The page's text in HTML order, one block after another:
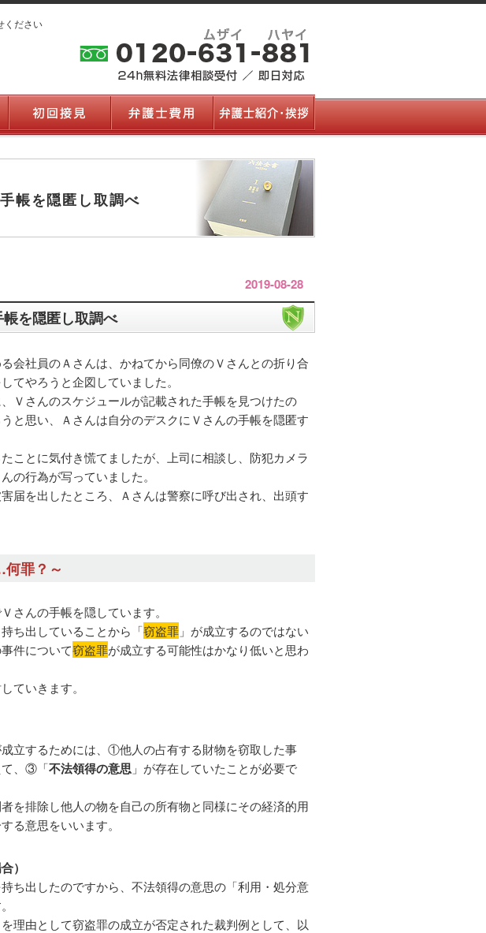
ください
帳を隠匿し取調べ
2019-08-28
を隠匿し取調べ
会社員のＡさんは、かねてから同僚のＶさんとの折り合
てやろうと企図していました。
Ｖさんのスケジュールが記載された手帳を見つけたの
と思い、Ａさんは自分のデスクにＶさんの手帳を隠匿す
ことに気付き慌てましたが、上司に相談し、防犯カメラ
の行為が写っていました。
届を出したところ、Ａさんは警察に呼び出され、出頭す
罪？～
さんの手帳を隠しています。
ち出していることから「窃盗罪 」が成立するのではない
件について窃盗罪が成立する可能性はかなり低いと思わ
ていきます。
立するためには、①他人の占有する財物を窃取した事
、③「不法領得の意思 」が存在していたことが必要で
を排除し他人の物を自己の所有物と同様にその経済的用
る意思をいいます。
）
ち出したのですから、不法領得の意思の「利用・処分意
理由として窃盗罪の成立が否定された裁判例として、以